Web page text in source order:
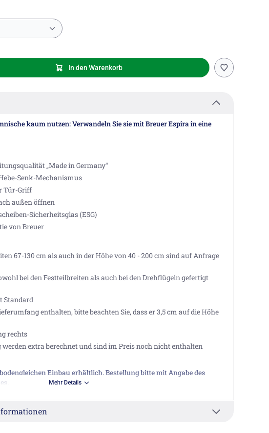
In den Warenkorb
kaum nutzen: Verwandeln Sie sie mit Breuer Espira in eine
„Made in Germany“
Senk-Mechanismus
Tür-Griff
außen öffnen
Sicherheitsglas (ESG)
von Breuer
67-130 cm als auch in der Höhe von 40 - 200 cm sind auf Anfrage
bei den Festteilbreiten als auch bei den Drehflügeln gefertigt
Standard
enthalten, bitte beachten Sie, dass er 3,5 cm auf die Höhe
rechts
extra berechnet und sind im Preis noch nicht enthalten
Einbau erhältlich. Bestellung bitte mit Angabe des
Preis auf Anfrage.
Mehr Details